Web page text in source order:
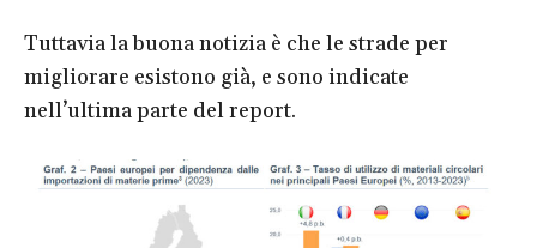
Tuttavia la buona notizia è che le strade per
migliorare esistono già, e sono indicate
nell’ultima parte del report.